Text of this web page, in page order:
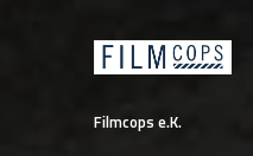
Filmcops e.K.